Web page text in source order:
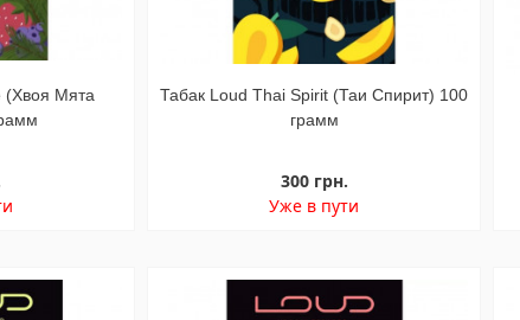
(Хвоя Мята
Табак Loud Thai Spirit (Таи Спирит) 100
грамм
300 грн.
Уже в пути